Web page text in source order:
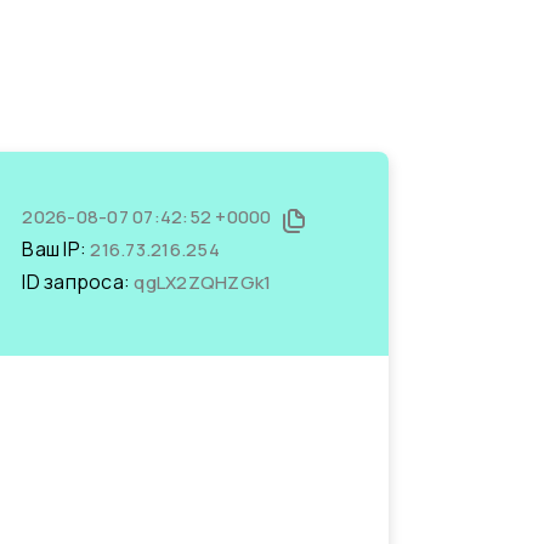
2026-08-07 07:42:52 +0000
Ваш IP:216.73.216.254
ID запроса:qgLX2ZQHZGk1